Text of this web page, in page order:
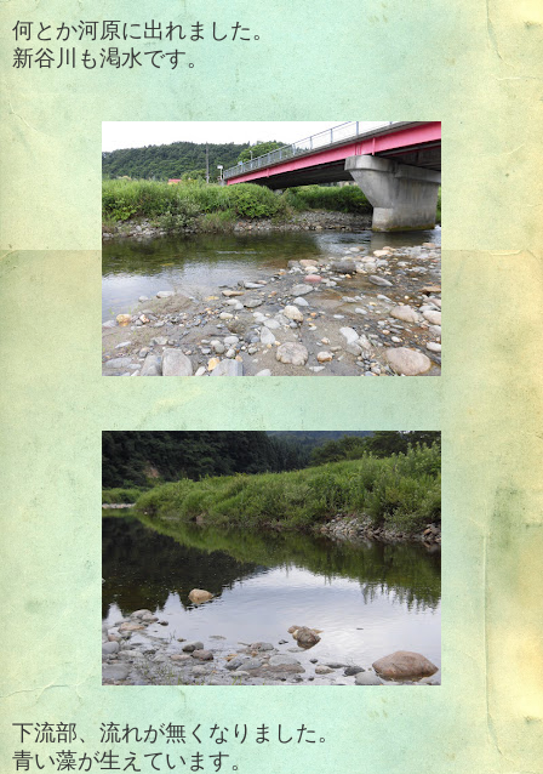
何とか河原に出れました。
新谷川も渇水です。
下流部、流れが無くなりました。
青い藻が生えています。